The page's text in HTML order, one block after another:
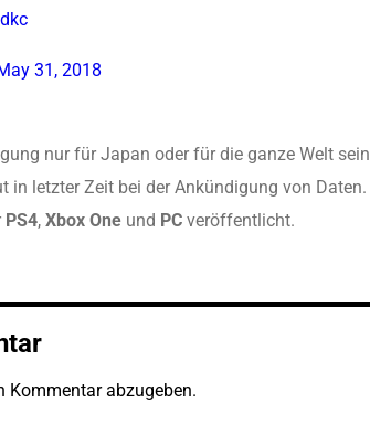
31, 2018
nur für Japan oder für die ganze Welt sein
letzter Zeit bei der Ankündigung von Daten.
PS4, Xbox One und PC veröffentlicht.
Kommentar abzugeben.